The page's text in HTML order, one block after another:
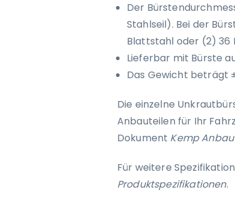
Der
Stahlseil). Bei der
Blattstahl oder (2) 36
Lieferbar mit Bürste
Das Gewicht beträgt
Die einzelne
Anbauteilen für Ihr
Dokument Kemp
Für weitere
Produktspezifikationen.